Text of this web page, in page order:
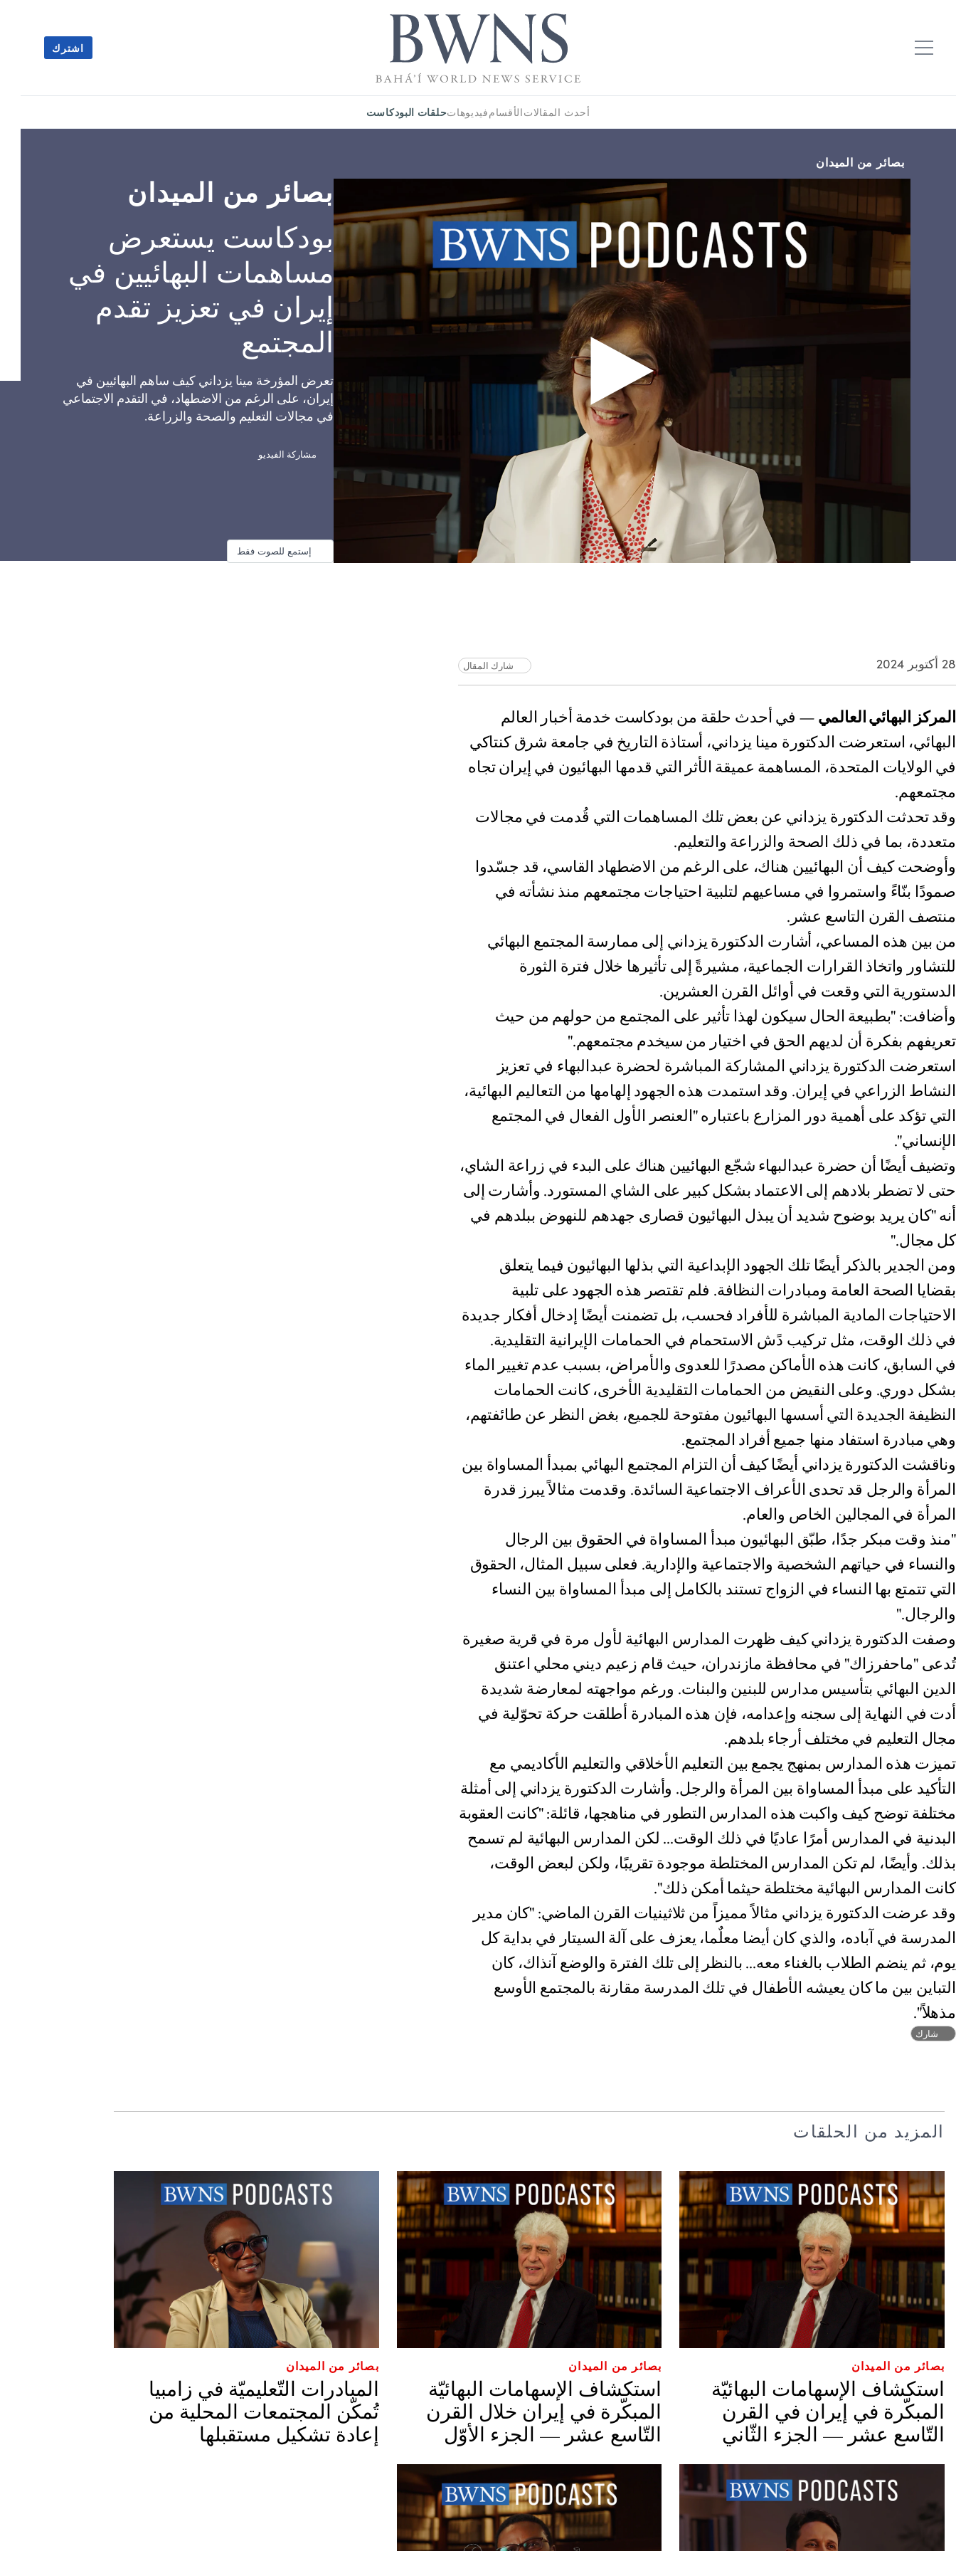
اشترك
أحدث المقالاتالأقسامفيديوهاتحلقات البودكاست
بصائر من الميدان
بصائر من الميدان
بودكاست يستعرض
مساهمات البهائيين في
إيران في تعزيز تقدم
المجتمع
تعرض المؤرخة مينا يزداني كيف ساهم البهائيين في
إيران، على الرغم من الاضطهاد، في التقدم الاجتماعي
في مجالات التعليم والصحة والزراعة.
مشاركة الفيديو
إستمع للصوت فقط
28 أكتوبر 2024 شارك المقال
المركز البهائي العالمي — في أحدث حلقة من بودكاست خدمة أخبار العالم
البهائي، استعرضت الدكتورة مينا يزداني، أستاذة التاريخ في جامعة شرق كنتاكي
في الولايات المتحدة، المساهمة عميقة الأثر التي قدمها البهائيون في إيران تجاه
مجتمعهم.
وقد تحدثت الدكتورة يزداني عن بعض تلك المساهمات التي قُدمت في مجالات
متعددة، بما في ذلك الصحة والزراعة والتعليم.
وأوضحت كيف أن البهائيين هناك، على الرغم من الاضطهاد القاسي، قد جسّدوا
صمودًا بنّاءً واستمروا في مساعيهم لتلبية احتياجات مجتمعهم منذ نشأته في
منتصف القرن التاسع عشر.
من بين هذه المساعي، أشارت الدكتورة يزداني إلى ممارسة المجتمع البهائي
للتشاور واتخاذ القرارات الجماعية، مشيرةً إلى تأثيرها خلال فترة الثورة
الدستورية التي وقعت في أوائل القرن العشرين.
وأضافت: "بطبيعة الحال سيكون لهذا تأثير على المجتمع من حولهم من حيث
تعريفهم بفكرة أن لديهم الحق في اختيار من سيخدم مجتمعهم."
استعرضت الدكتورة يزداني المشاركة المباشرة لحضرة عبدالبهاء في تعزيز
النشاط الزراعي في إيران. وقد استمدت هذه الجهود إلهامها من التعاليم البهائية،
التي تؤكد على أهمية دور المزارع باعتباره "العنصر الأول الفعال في المجتمع
الإنساني".
وتضيف أيضًا أن حضرة عبدالبهاء شجّع البهائيين هناك على البدء في زراعة الشاي،
حتى لا تضطر بلادهم إلى الاعتماد بشكل كبير على الشاي المستورد. وأشارت إلى
أنه "كان يريد بوضوح شديد أن يبذل البهائيون قصارى جهدهم للنهوض ببلدهم في
كل مجال."
ومن الجدير بالذكر أيضًا تلك الجهود الإبداعية التي بذلها البهائيون فيما يتعلق
بقضايا الصحة العامة ومبادرات النظافة. فلم تقتصر هذه الجهود على تلبية
الاحتياجات المادية المباشرة للأفراد فحسب، بل تضمنت أيضًا إدخال أفكار جديدة
في ذلك الوقت، مثل تركيب دًش الاستحمام في الحمامات الإيرانية التقليدية.
في السابق، كانت هذه الأماكن مصدرًا للعدوى والأمراض، بسبب عدم تغيير الماء
بشكل دوري. وعلى النقيض من الحمامات التقليدية الأخرى، كانت الحمامات
النظيفة الجديدة التي أسسها البهائيون مفتوحة للجميع، بغض النظر عن طائفتهم،
وهي مبادرة استفاد منها جميع أفراد المجتمع.
وناقشت الدكتورة يزداني أيضًا كيف أن التزام المجتمع البهائي بمبدأ المساواة بين
المرأة والرجل قد تحدى الأعراف الاجتماعية السائدة. وقدمت مثالاً يبرز قدرة
المرأة في المجالين الخاص والعام.
"منذ وقت مبكر جدًا، طبّق البهائيون مبدأ المساواة في الحقوق بين الرجال
والنساء في حياتهم الشخصية والاجتماعية والإدارية. فعلى سبيل المثال، الحقوق
التي تتمتع بها النساء في الزواج تستند بالكامل إلى مبدأ المساواة بين النساء
والرجال."
وصفت الدكتورة يزداني كيف ظهرت المدارس البهائية لأول مرة في قرية صغيرة
تُدعى "ماحفرزاك" في محافظة مازندران، حيث قام زعيم ديني محلي اعتنق
الدين البهائي بتأسيس مدارس للبنين والبنات. ورغم مواجهته لمعارضة شديدة
أدت في النهاية إلى سجنه وإعدامه، فإن هذه المبادرة أطلقت حركة تحوّلية في
مجال التعليم في مختلف أرجاء بلدهم.
تميزت هذه المدارس بمنهج يجمع بين التعليم الأخلاقي والتعليم الأكاديمي مع
التأكيد على مبدأ المساواة بين المرأة والرجل. وأشارت الدكتورة يزداني إلى أمثلة
مختلفة توضح كيف واكبت هذه المدارس التطور في مناهجها، قائلة: "كانت العقوبة
البدنية في المدارس أمرًا عاديًا في ذلك الوقت... لكن المدارس البهائية لم تسمح
بذلك. وأيضًا، لم تكن المدارس المختلطة موجودة تقريبًا، ولكن لبعض الوقت،
كانت المدارس البهائية مختلطة حيثما أمكن ذلك".
وقد عرضت الدكتورة يزداني مثالاً مميزاً من ثلاثينيات القرن الماضي: "كان مدير
المدرسة في آباده، والذي كان أيضا معلٌما، يعزف على آلة السيتار في بداية كل
يوم، ثم ينضم الطلاب بالغناء معه... بالنظر إلى تلك الفترة والوضع آنذاك، كان
التباين بين ما كان يعيشه الأطفال في تلك المدرسة مقارنة بالمجتمع الأوسع
مذهلاً".
شارك
المزيد من الحلقات
بصائر من الميدان
استكشاف الإسهامات البهائيّة
المبكّرة في إيران في القرن
التّاسع عشر — الجزء الثّاني
بصائر من الميدان
استكشاف الإسهامات البهائيّة
المبكّرة في إيران خلال القرن
التّاسع عشر — الجزء الأوّل
بصائر من الميدان
المبادرات التّعليميّة في زامبيا
تُمكّن المجتمعات المحلية من
إعادة تشكيل مستقبلها